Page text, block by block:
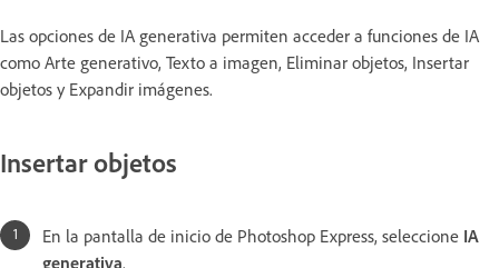
Las opciones de IA generativa permiten acceder a funciones de IA
como Arte generativo, Texto a imagen, Eliminar objetos, Insertar
objetos y Expandir imágenes.
Insertar objetos
En la pantalla de inicio de Photoshop Express, seleccione IA
generativa.